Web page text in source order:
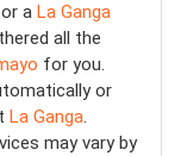
a La Ganga
all the
for you.
or
La Ganga.
may vary by